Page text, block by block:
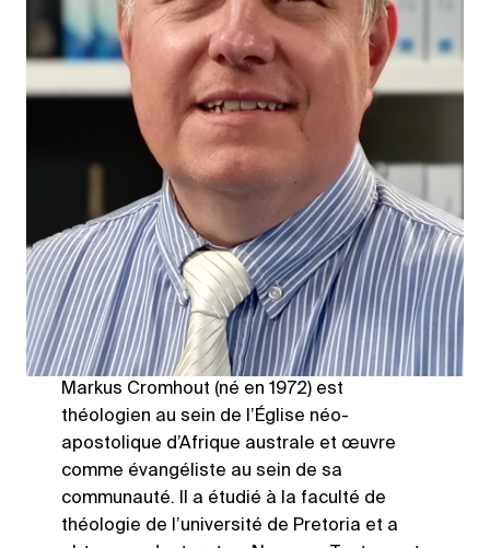
Markus Cromhout (né en 1972) est
théologien au sein de l’Église néo-
apostolique d’Afrique australe et œuvre
comme évangéliste au sein de sa
communauté. Il a étudié à la faculté de
théologie de l’université de Pretoria et a